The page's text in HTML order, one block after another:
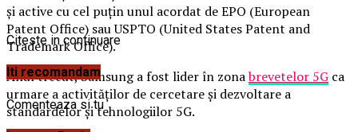
și active cu cel puțin unul acordat de EPO (European
Patent Office) sau USPTO (United States Patent and
Trademark Office).
Anul trecut, Samsung a fost lider în zonabrevetelor 5G ca
urmare a activităților de cercetare și dezvoltare a
standardelor și tehnologiilor 5G.
Citeste in continuare
Iti recomandam
Comenteaza si tu